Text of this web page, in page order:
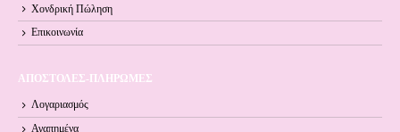
Χονδρική Πώληση
Επικοινωνία
ΑΠΟΣΤΟΛΕΣ-ΠΛΗΡΩΜΕΣ
Λογαριασμός
Αγαπημένα